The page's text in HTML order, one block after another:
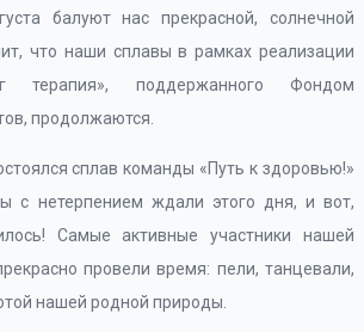
балуют нас прекрасной, солнечной
что наши сплавы в рамках реализации
терапия», поддержанного Фондом
продолжаются.
сплав команды «Путь к здоровью!»
с нетерпением ждали этого дня, и вот,
Самые активные участники нашей
провели время: пели, танцевали,
нашей родной природы.